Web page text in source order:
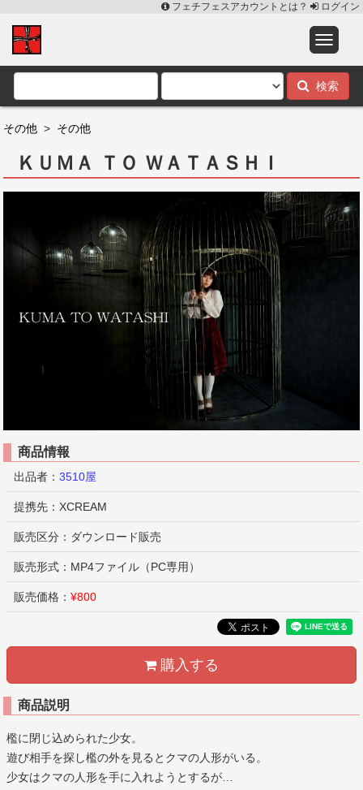
フェチフェスアカウントとは？ ログイン
検索
その他 > その他
ＫＵＭＡ ＴＯ ＷＡＴＡＳＨＩ
商品情報
出品者： 3510屋
提携先：XCREAM
販売区分：ダウンロード販売
販売形式：MP4ファイル（PC専用）
販売価格： ¥800
購入する
商品説明
檻に閉じ込められた少女。
遊び相手を探し檻の外を見るとクマの人形がいる。
少女はクマの人形を手に入れようとするが…